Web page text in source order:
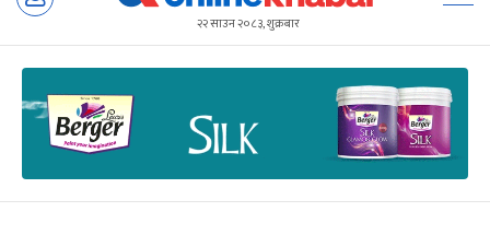
२२ साउन २०८३, शुक्रबार